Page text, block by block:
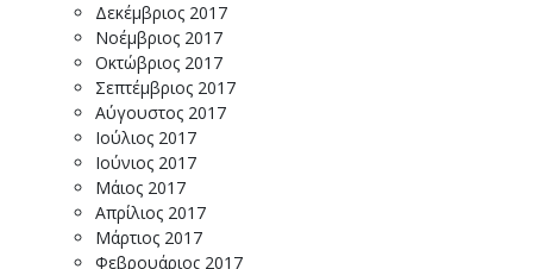
Δεκέμβριος 2017
Νοέμβριος 2017
Οκτώβριος 2017
Σεπτέμβριος 2017
Αύγουστος 2017
Ιούλιος 2017
Ιούνιος 2017
Μάιος 2017
Απρίλιος 2017
Μάρτιος 2017
Φεβρουάριος 2017